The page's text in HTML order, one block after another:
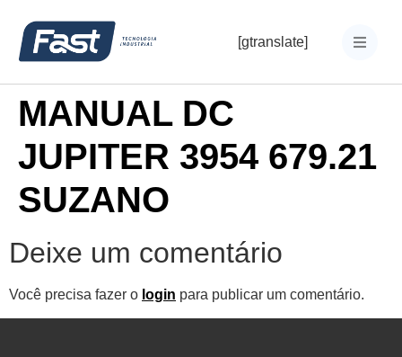
[gtranslate]
MANUAL DC
JUPITER 3954 679.21
SUZANO
Deixe um comentário
Você precisa fazer o login para publicar um comentário.